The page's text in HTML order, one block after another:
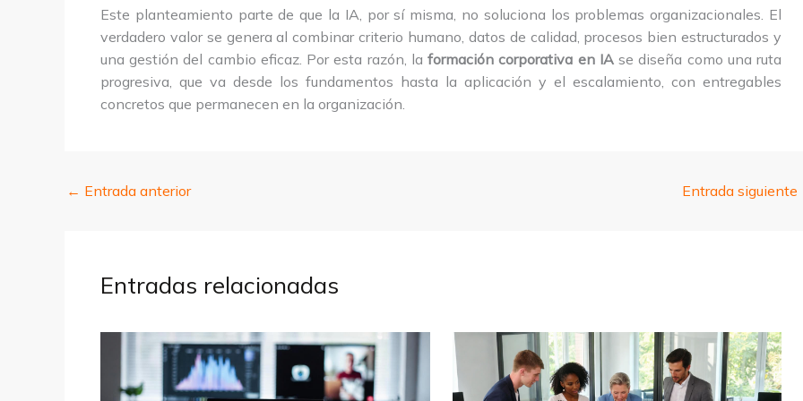
Este planteamiento parte de que la IA, por sí misma, no soluciona los problemas organizacionales. El
verdadero valor se genera al combinar criterio humano, datos de calidad, procesos bien estructurados y
una gestión del cambio eficaz. Por esta razón, laformación corporativa en IAse diseña como una ruta
progresiva, que va desde los fundamentos hasta la aplicación y el escalamiento, con entregables
concretos que permanecen en la organización.
← Entrada anterior Entrada siguiente
Entradas relacionadas